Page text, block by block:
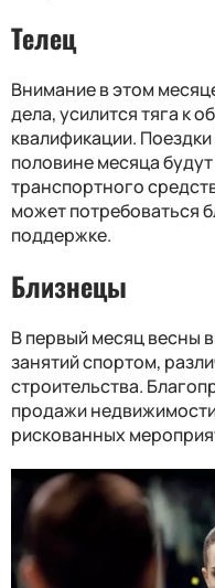
Телец
Внимание в этом
дела, усилится тяга к
квалификации.
половине месяца
транспортного
может потребоваться
поддержке.
Близнецы
В первый месяц весны
занятий спортом,
строительства.
продажи
рискованных